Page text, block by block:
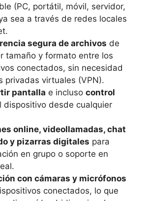
(PC, portátil, móvil, servidor,
sea a través de redes locales
segura de archivos de
tamaño y formato entre los
conectados, sin necesidad
privadas virtuales (VPN).
pantalla e incluso control
dispositivo desde cualquier
online, videollamadas, chat
y pizarras digitales para
en grupo o soporte en
con cámaras y micrófonos
conectados, lo que